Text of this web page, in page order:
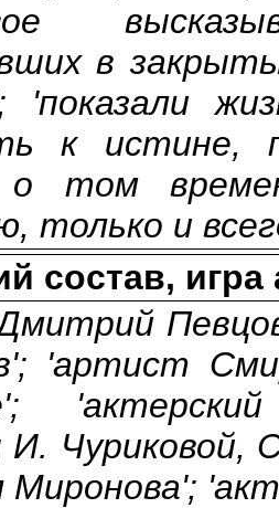
в
'показали
к истине,
о том
только и
состав, игра
'артист
Чуриковой,
Миронова';